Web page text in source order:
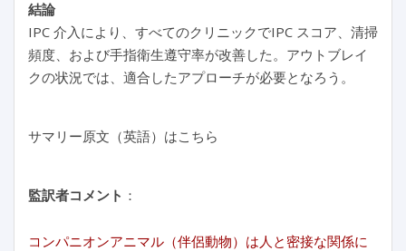
結論
IPC 介入により、すべてのクリニックでIPC スコア、清掃
頻度、および手指衛生遵守率が改善した。アウトブレイ
クの状況では、適合したアプローチが必要となろう。
サマリー原文（英語）はこちら
監訳者コメント ：
コンパニオンアニマル（伴侶動物）は人と密接な関係に